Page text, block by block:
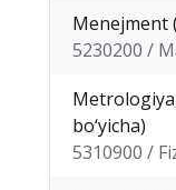
Menejment
5230200 /
bo‘yicha)
5310900 /